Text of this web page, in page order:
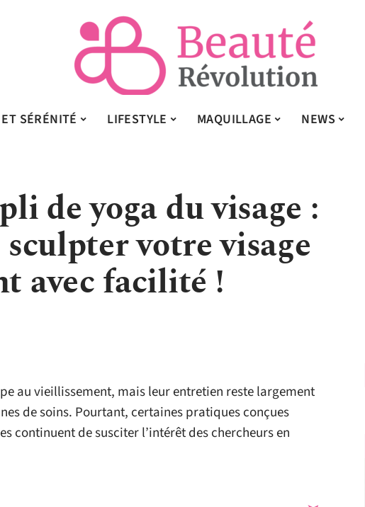
SÉRÉNITÉ LIFESTYLE MAQUILLAGE NEWS
de yoga du visage :
votre visage
avec facilité !
au vieillissement, mais leur entretien reste largement
de soins. Pourtant, certaines pratiques conçues
continuent de susciter l’intérêt des chercheurs en